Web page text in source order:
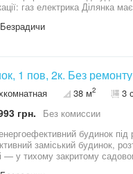
газ електрика Ділянка
1 пов, 2к. Без
38 м2 3
грн.
Без комиссии
будинок під ремонт
заміський будинок,
— у тихому закритому садовому